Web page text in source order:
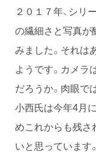
２０１７年、シリ
の繊細さと写真が
みました。それは
ようです。カメ
だろうか。肉眼で
小西氏は今年4月
めこれからも残さ
いと思っています